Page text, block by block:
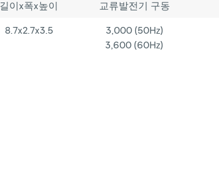
길이x폭x높이
교류발전기 구동
8.7x2.7x3.5
3,000 (50Hz)
3,600 (60Hz)